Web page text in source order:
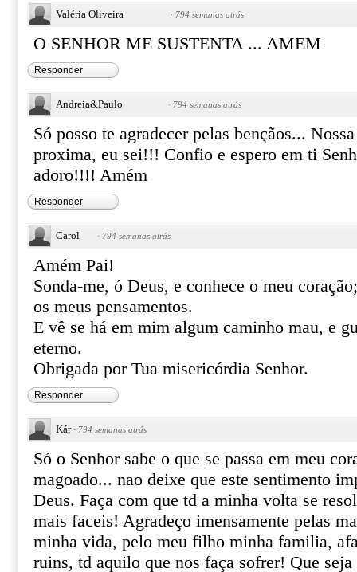
Valéria Oliveira · 794 semanas atrás
O SENHOR ME SUSTENTA ... AMEM
Responder
Andreia&Paulo · 794 semanas atrás
Só posso te agradecer pelas bençãos...
proxima, eu sei!!! Confio e espero em ti
adoro!!!! Amém
Responder
Carol · 794 semanas atrás
Amém Pai!
Sonda-me, ó Deus, e conhece o meu
os meus pensamentos.
E vê se há em mim algum caminho mau, e
eterno.
Obrigada por Tua misericórdia Senhor.
Responder
Kár · 794 semanas atrás
Só o Senhor sabe o que se passa em meu
magoado... nao deixe que este sentimento
Deus. Faça com que td a minha volta se
mais faceis! Agradeço imensamente pelas
minha vida, pelo meu filho minha familia,
ruins, td aquilo que nos faça sofrer! Que